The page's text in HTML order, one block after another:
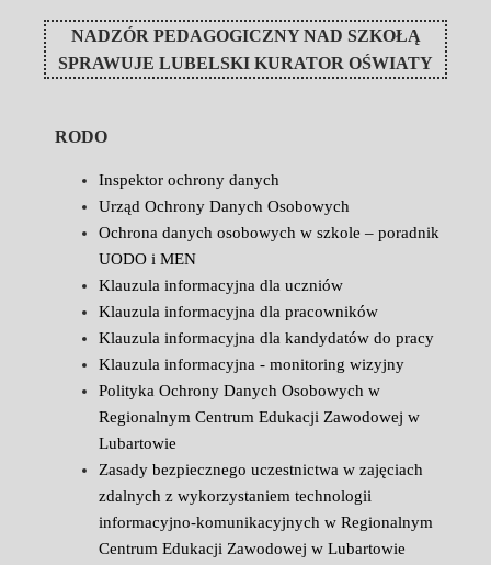
NADZÓR PEDAGOGICZNY NAD SZKOŁĄ
SPRAWUJE LUBELSKI KURATOR OŚWIATY
RODO
Inspektor ochrony danych
Urząd Ochrony Danych Osobowych
Ochrona danych osobowych w szkole – poradnik
UODO i MEN
Klauzula informacyjna dla uczniów
Klauzula informacyjna dla pracowników
Klauzula informacyjna dla kandydatów do pracy
Klauzula informacyjna - monitoring wizyjny
Polityka Ochrony Danych Osobowych w
Regionalnym Centrum Edukacji Zawodowej w
Lubartowie
Zasady bezpiecznego uczestnictwa w zajęciach
zdalnych z wykorzystaniem technologii
informacyjno-komunikacyjnych w Regionalnym
Centrum Edukacji Zawodowej w Lubartowie